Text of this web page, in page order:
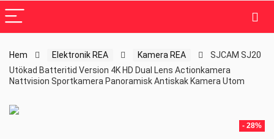
Hem Elektronik REA Kamera REA
SJCAM SJ20
Utökad Batteritid Version 4K HD Dual Lens Actionkamera
Nattvision Sportkamera Panoramisk Antiskak Kamera Utom
- 28%